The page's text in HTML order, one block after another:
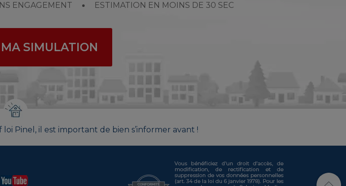
ENGAGEMENT ESTIMATION EN MOINS DE 30 SEC
SIMULATION
Pinel, il est important de bien s’informer avant !